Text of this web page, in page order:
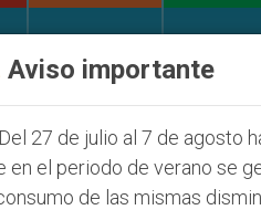
Aviso importante
Del 27 de julio al 7 de agosto
en el periodo de verano se
de las mismas